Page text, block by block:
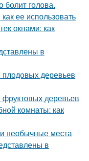
болит голова.
ее использовать
окнами: как
в
плодовых деревьев
фруктовых деревьев
комнаты: как
необычные места
в